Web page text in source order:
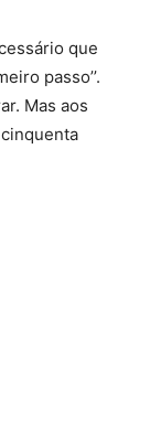
que
passo’’.
Mas aos